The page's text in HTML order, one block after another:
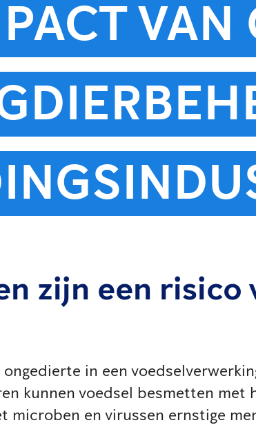
VAN
zijn een
ongedierte in een
kunnen voedsel besmetten
microben en virussen ernstige